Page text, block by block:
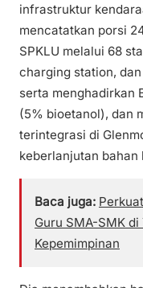
infrastruktur
mencatatkan porsi
SPKLU melalui 68
charging station,
serta menghadirkan
(5% bioetanol), dan
terintegrasi di
keberlanjutan bahan
Baca juga:
Guru SMA-SMK
Kepemimpinan